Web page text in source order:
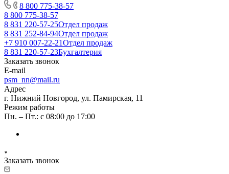
8 800 775-38-57
8 800 775-38-57
8 831 220-57-25Отдел продаж
8 831 252-84-94Отдел продаж
+7 910 007-22-21Отдел продаж
8 831 220-57-23Бухгалтерия
Заказать звонок
E-mail
psm_nn@mail.ru
Адрес
г. Нижний Новгород, ул. Памирская, 11
Режим работы
Пн. – Пт.: с 08:00 до 17:00
Заказать звонок